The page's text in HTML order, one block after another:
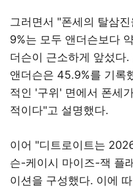
그러면서 "폰세의 탈삼
9%는 모두 앤더슨보다
더슨이 근소하게 앞섰다
앤더슨은 45.9%를 기록
적인 '구위' 면에서 폰세
적이다"고 설명했다.
이어 "디트로이트는
슨-케이시 마이즈-잭 플
이션을 구성했다. 이에